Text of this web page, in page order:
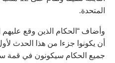
المتحدة.
وأضاف “الحكام الذين وقع عليهم
أن يكونوا جزءا من هذا الحدث
جميع الحكام سيكونون في قمة